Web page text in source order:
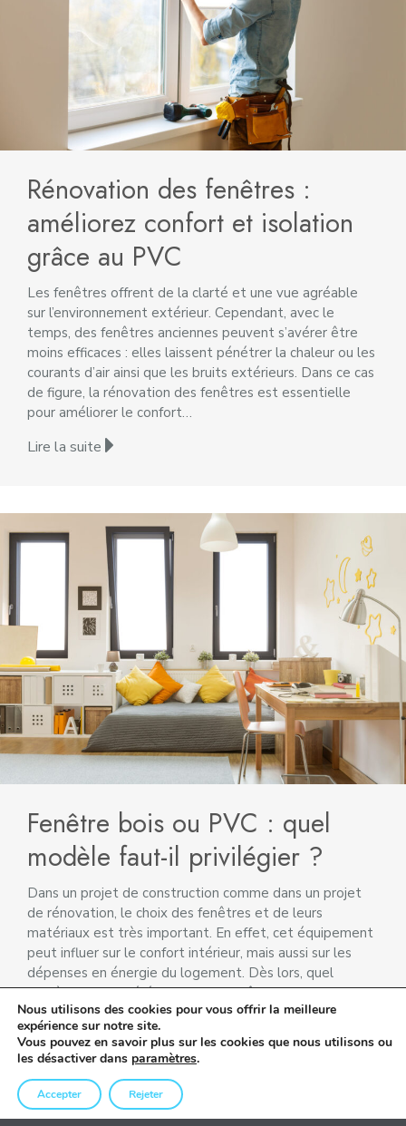
Rénovation des fenêtres :
améliorez confort et isolation
grâce au PVC
Les fenêtres offrent de la clarté et une vue agréable
sur l’environnement extérieur. Cependant, avec le
temps, des fenêtres anciennes peuvent s’avérer être
moins efficaces : elles laissent pénétrer la chaleur ou les
courants d’air ainsi que les bruits extérieurs. Dans ce cas
de figure, la rénovation des fenêtres est essentielle
pour améliorer le confort…
Lire la suite
Fenêtre bois ou PVC : quel
modèle faut-il privilégier ?
Dans un projet de construction comme dans un projet
de rénovation, le choix des fenêtres et de leurs
matériaux est très important. En effet, cet équipement
peut influer sur le confort intérieur, mais aussi sur les
dépenses en énergie du logement. Dès lors, quel
modèle faut-il préférer entre la fenêtre bois ou en PVC
?…
Lire la suite
Nous utilisons des cookies pour vous offrir la meilleure
expérience sur notre site.
Vous pouvez en savoir plus sur les cookies que nous utilisons ou
les désactiver dans paramètres.
Accepter Rejeter